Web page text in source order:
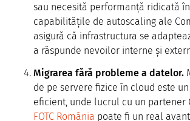
sau necesită performanță ridicată
capabilitățile de autoscaling ale
asigură că infrastructura se
a răspunde nevoilor interne și
Migrarea fără probleme a datelor.
de pe servere fizice în cloud este un
eficient, unde lucrul cu un partener
FOTC România poate fi un real